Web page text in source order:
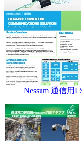
Nessum 通信用